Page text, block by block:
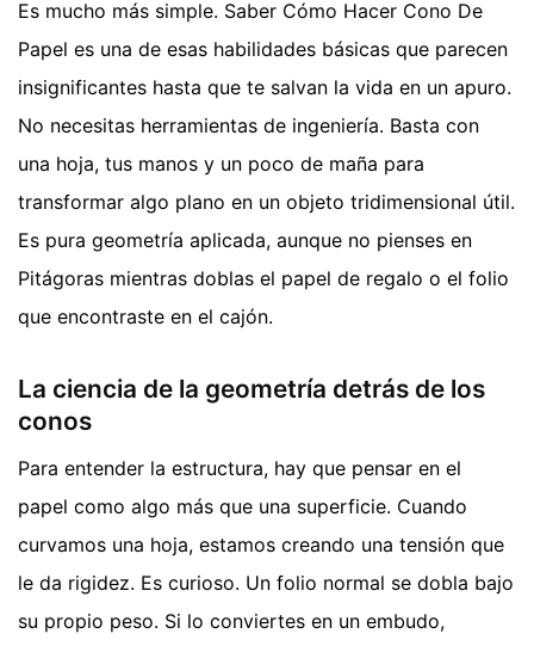
Es mucho más simple. Saber Cómo Hacer Cono De
Papel es una de esas habilidades básicas que parecen
insignificantes hasta que te salvan la vida en un apuro.
No necesitas herramientas de ingeniería. Basta con
una hoja, tus manos y un poco de maña para
transformar algo plano en un objeto tridimensional útil.
Es pura geometría aplicada, aunque no pienses en
Pitágoras mientras doblas el papel de regalo o el folio
que encontraste en el cajón.
La ciencia de la geometría detrás de los
conos
Para entender la estructura, hay que pensar en el
papel como algo más que una superficie. Cuando
curvamos una hoja, estamos creando una tensión que
le da rigidez. Es curioso. Un folio normal se dobla bajo
su propio peso. Si lo conviertes en un embudo,